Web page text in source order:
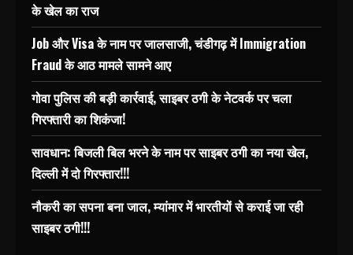
के खेल का राज
Job और Visa के नाम पर जालसाजी, चंडीगढ़ में Immigration
Fraud के आठ मामले सामने आए
गोवा पुलिस की बड़ी कार्रवाई, साइबर ठगी के नेटवर्क पर चला
गिरफ्तारी का शिकंजा!
सावधान: बिजली बिल भरने के नाम पर साइबर ठगी का नया खेल,
दिल्ली में दो गिरफ्तार!!!
नौकरी का सपना बना जाल, म्यांमार में भारतीयों से कराई जा रही
साइबर ठगी!!!